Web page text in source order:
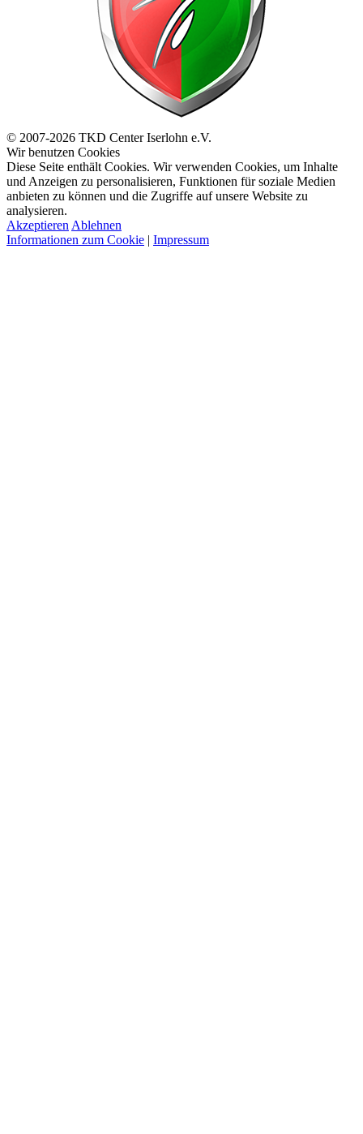
© 2007-2026 TKD Center Iserlohn e.V.
Wir benutzen Cookies
Diese Seite enthält Cookies. Wir verwenden Cookies, um Inhalte
und Anzeigen zu personalisieren, Funktionen für soziale Medien
anbieten zu können und die Zugriffe auf unsere Website zu
analysieren.
Akzeptieren Ablehnen
Informationen zum Cookie | Impressum